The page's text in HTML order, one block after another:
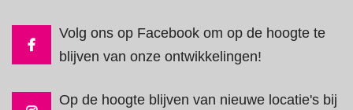
Volg ons op Facebook om op de hoogte te
blijven van onze ontwikkelingen!
Op de hoogte blijven van nieuwe locatie's bij